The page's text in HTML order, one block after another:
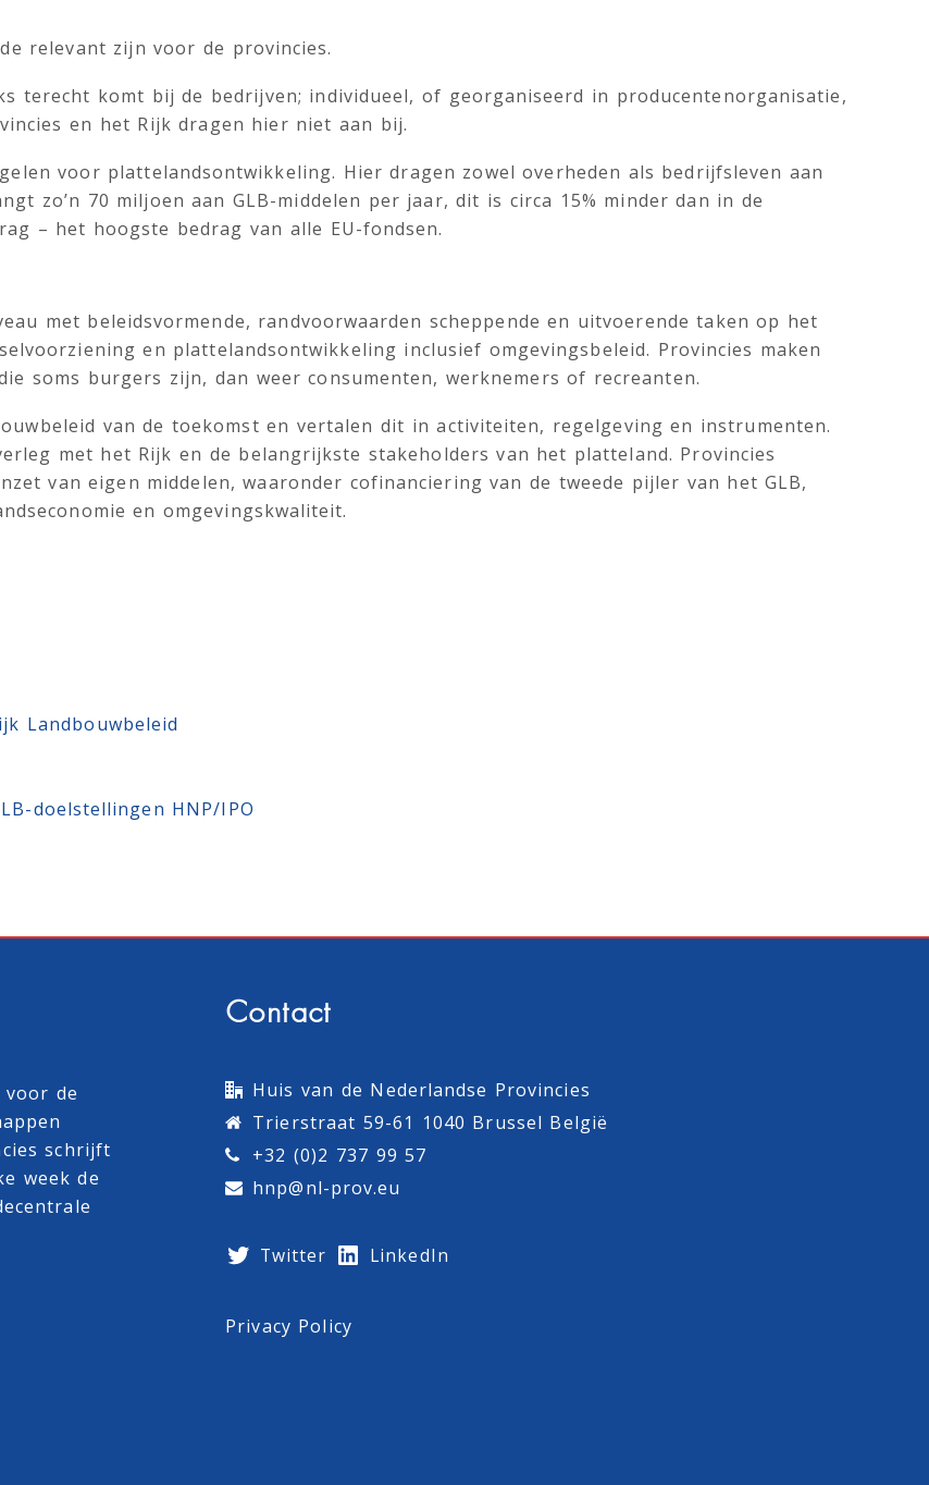
relevant zijn voor de provincies.
terecht komt bij de bedrijven; individueel, of georganiseerd in producentenorganisatie,
en het Rijk dragen hier niet aan bij.
voor plattelandsontwikkeling. Hier dragen zowel overheden als bedrijfsleven aan
zo’n 70 miljoen aan GLB-middelen per jaar, dit is circa 15% minder dan in de
– het hoogste bedrag van alle EU-fondsen.
met beleidsvormende, randvoorwaarden scheppende en uitvoerende taken op het
en plattelandsontwikkeling inclusief omgevingsbeleid. Provincies maken
soms burgers zijn, dan weer consumenten, werknemers of recreanten.
van de toekomst en vertalen dit in activiteiten, regelgeving en instrumenten.
met het Rijk en de belangrijkste stakeholders van het platteland. Provincies
van eigen middelen, waaronder cofinanciering van de tweede pijler van het GLB,
en omgevingskwaliteit.
Landbouwbeleid
doelstellingen HNP/IPO
de
schrijft
week de
Contact
Huis van de Nederlandse Provincies
Trierstraat 59-61 1040 Brussel België
+32 (0)2 737 99 57
hnp@nl-prov.eu
Twitter LinkedIn
Privacy Policy